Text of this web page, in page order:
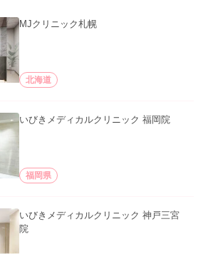
MJクリニック札幌
北海道
いびきメディカルクリニック 福岡院
福岡県
いびきメディカルクリニック 神戸三宮
院